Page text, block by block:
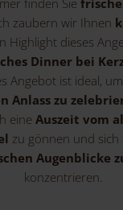
zaubern wir Ihnen
Highlight dieses
Dinner bei
Angebot ist ideal,
Anlass zu
eine Auszeit vom
zu gönnen und sich
Augenblicke
konzentrieren.